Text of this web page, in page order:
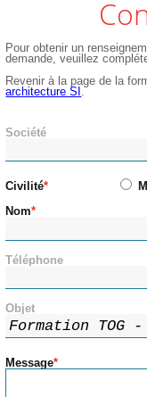
Pour obtenir un
demande, veuillez
Revenir à la page de la
architecture SI .
Société
Civilité
Nom
Téléphone
Objet
Message